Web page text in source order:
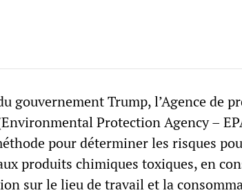
gouvernement Trump, l’Agence de
Protection Agency –
pour déterminer les risques
produits chimiques toxiques, en
sur le lieu de travail et la